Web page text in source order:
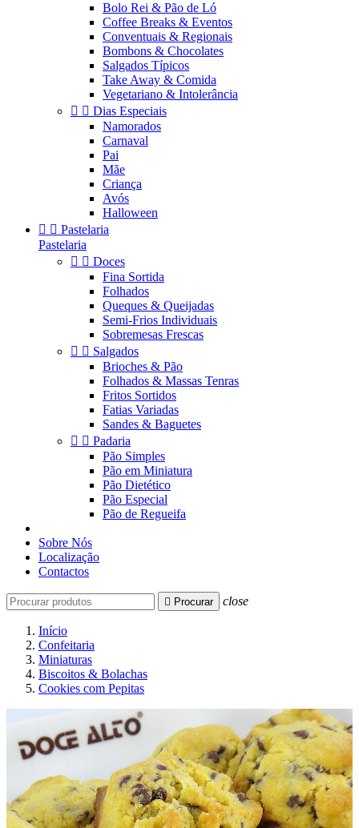
Bolo Rei & Pão de Ló
Coffee Breaks & Eventos
Conventuais & Regionais
Bombons & Chocolates
Salgados Típicos
Take Away & Comida
Vegetariano & Intolerância
  Dias Especiais
Namorados
Carnaval
Pai
Mãe
Criança
Avós
Halloween
  Pastelaria
Pastelaria
  Doces
Fina Sortida
Folhados
Queques & Queijadas
Semi-Frios Individuais
Sobremesas Frescas
  Salgados
Brioches & Pão
Folhados & Massas Tenras
Fritos Sortidos
Fatias Variadas
Sandes & Baguetes
  Padaria
Pão Simples
Pão em Miniatura
Pão Dietético
Pão Especial
Pão de Regueifa
Sobre Nós
Localização
Contactos
 Procurar close
Início
Confeitaria
Miniaturas
Biscoitos & Bolachas
Cookies com Pepitas